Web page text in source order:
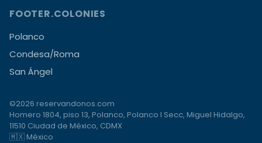
FOOTER.COLONIES
Polanco
Condesa/Roma
San Ángel
©2026 reservandonos.com
Homero 1804, piso 13, Polanco, Polanco I Secc, Miguel Hidalgo,
11510 Ciudad de México, CDMX
🇲🇽 México